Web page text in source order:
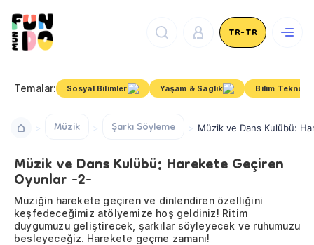
TR-TR
Temalar: Sosyal Bilimler Yaşam & Sağlık Bilim
Müzik Şarkı Söyleme Müzik ve Dans Kulübü:
Müzik ve Dans Kulübü: Harekete Geçiren
Oyunlar -2-
Müziğin harekete geçiren ve dinlendiren özelliğini
keşfedeceğimiz atölyemize hoş geldiniz! Ritim
duygumuzu geliştirecek, şarkılar söyleyecek ve ruhumuzu
besleyeceğiz. Harekete geçme zamanı!